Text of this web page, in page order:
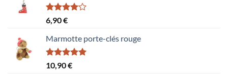
Note
4.00
5
6,90€
Marmotte porte-clés rouge
Note5.00
sur 5
10,90€